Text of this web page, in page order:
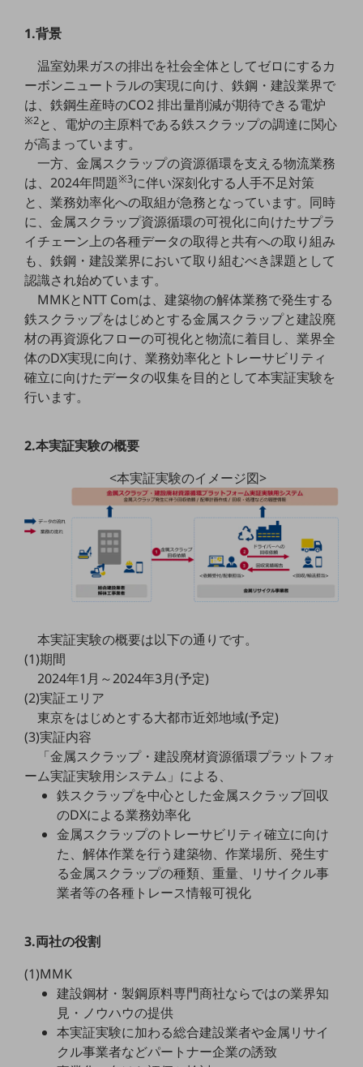
データ利活用
運用管理
業務支援・マーケティング
災害対策・BCP
課題・ニーズで探す
課題・ニーズで探すTOP
コミュニケーション・情報共有
マーケティング
業務効率化
災害対策
職場環境整備
地域共創・地方創生
遠隔監視
自動化・省電化
人材不足解消
業種・業態で探す
業種・業態で探すTOP
医療・介護
モビリティ
製造・建設業
キーワードで探す
モバイルTOP
法人向けスマホ・携帯に関する、
おすすめの機種、料金やサービスをご紹介
ビジネス向けスマートフォン
タフネススマートフォン
データ通信製品
ドコモケータイ
1.背景
温室効果ガスの排出を社会全体としてゼロにするカ
ーボンニュートラルの実現に向け、鉄鋼・建設業界で
は、鉄鋼生産時のCO2 排出量削減が期待できる電炉
※2と、電炉の主原料である鉄スクラップの調達に関心
が高まっています。
一方、金属スクラップの資源循環を支える物流業務
は、2024年問題※3に伴い深刻化する人手不足対策
と、業務効率化への取組が急務となっています。同時
に、金属スクラップ資源循環の可視化に向けたサプラ
イチェーン上の各種データの取得と共有への取り組み
も、鉄鋼・建設業界において取り組むべき課題として
認識され始めています。
MMKとNTT Comは、建築物の解体業務で発生する
鉄スクラップをはじめとする金属スクラップと建設廃
材の再資源化フローの可視化と物流に着目し、業界全
体のDX実現に向け、業務効率化とトレーサビリティ
確立に向けたデータの収集を目的として本実証実験を
行います。
2.本実証実験の概要
<本実証実験のイメージ図>
本実証実験の概要は以下の通りです。
(1)期間
2024年1月～2024年3月(予定)
(2)実証エリア
東京をはじめとする大都市近郊地域(予定)
(3)実証内容
「金属スクラップ・建設廃材資源循環プラットフォ
ーム実証実験用システム」による、
鉄スクラップを中心とした金属スクラップ回収
のDXによる業務効率化
金属スクラップのトレーサビリティ確立に向け
た、解体作業を行う建築物、作業場所、発生す
る金属スクラップの種類、重量、リサイクル事
業者等の各種トレース情報可視化
3.両社の役割
(1)MMK
建設鋼材・製鋼原料専門商社ならではの業界知
見・ノウハウの提供
本実証実験に加わる総合建設業者や金属リサイ
クル事業者などパートナー企業の誘致